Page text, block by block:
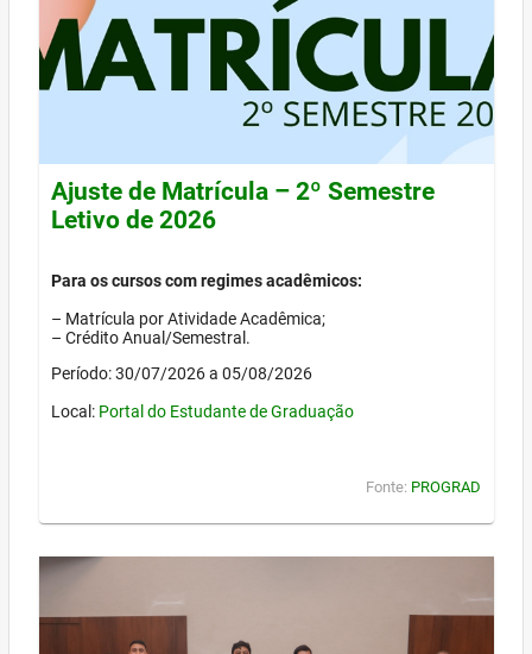
Ajuste de Matrícula – 2º Semestre
Letivo de 2026
Para os cursos com regimes acadêmicos:
– Matrícula por Atividade Acadêmica;
– Crédito Anual/Semestral.
Período: 30/07/2026 a 05/08/2026
Local: Portal do Estudante de Graduação
Fonte: PROGRAD